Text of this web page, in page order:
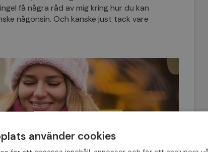
få några råd av mig kring hur du kan
någonsin. Och kanske just tack vare
använder cookies